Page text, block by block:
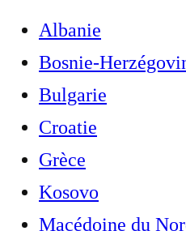
Albanie
Bosnie-
Bulgarie
Croatie
Grèce
Kosovo
Macédoine du